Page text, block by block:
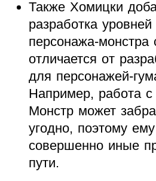
Также Хомицки
разработка
персонажа-монстра
отличается от
для персонажей-
Например, работа с
Монстр может
угодно, поэтому
совершенно иные
пути.